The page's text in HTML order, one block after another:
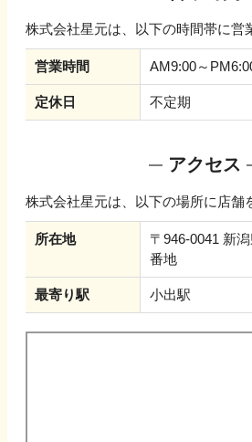
株式会社星元は、以下の時間帯に営
営業時間 AM9:00～
定休日 不定期
アクセス
株式会社星元は、以下の場所に店舗
所在地
〒946-0041 新
番地
最寄り駅 小出駅